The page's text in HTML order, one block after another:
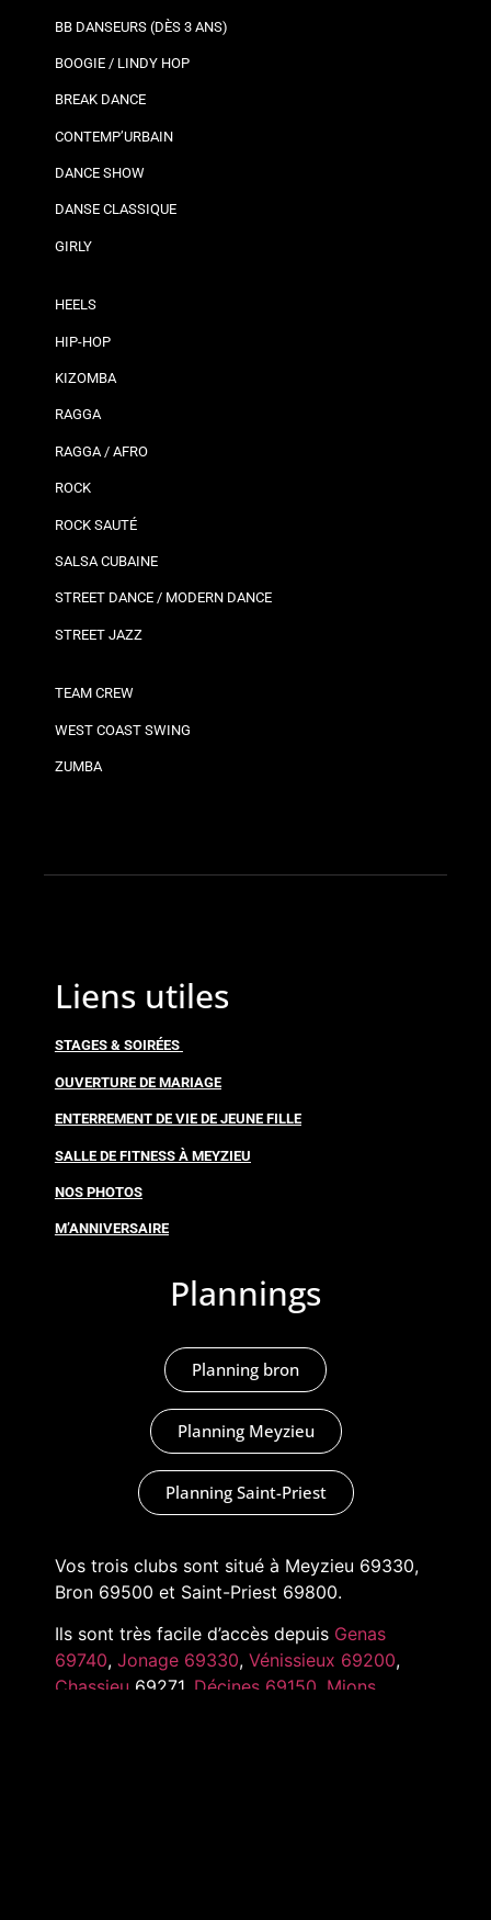
BB DANSEURS (DÈS 3 ANS)
BOOGIE / LINDY HOP
BREAK DANCE
CONTEMP’URBAIN
DANCE SHOW
DANSE CLASSIQUE
GIRLY
HEELS
HIP-HOP
KIZOMBA
RAGGA
RAGGA / AFRO
ROCK
ROCK SAUTÉ
SALSA CUBAINE
STREET DANCE / MODERN DANCE
STREET JAZZ
TEAM CREW
WEST COAST SWING
ZUMBA
Liens utiles
STAGES & SOIRÉES
OUVERTURE DE MARIAGE
ENTERREMENT DE VIE DE JEUNE FILLE
SALLE DE FITNESS À MEYZIEU
NOS PHOTOS
M’ANNIVERSAIRE
Plannings
Planning bron
Planning Meyzieu
Planning Saint-Priest
Vos trois clubs sont situé à Meyzieu 69330,
Bron 69500 et Saint-Priest 69800.
Ils sont très facile d’accès depuis Genas
69740, Jonage 69330, Vénissieux 69200,
Chassieu 69271, Décines 69150 Mions